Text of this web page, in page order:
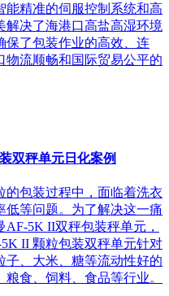
能精准的伺服控制系统和高
解决了海港口高盐高湿环境
保了包装作业的高效、连
物流顺畅和国际贸易公平的
双秤单元日化案例
的包装过程中，面临着洗衣
低等问题。为了解决这一痛
5K II双秤包装秤单元，
II 颗粒包装双秤单元针对
子、大米、糖等流动性好的
食、饲料、食品等行业。